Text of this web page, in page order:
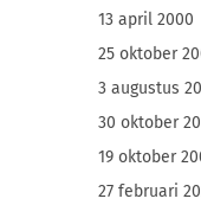
13 april 2000
25 oktober
3 augustus
30 oktober
19 oktober
27 februari